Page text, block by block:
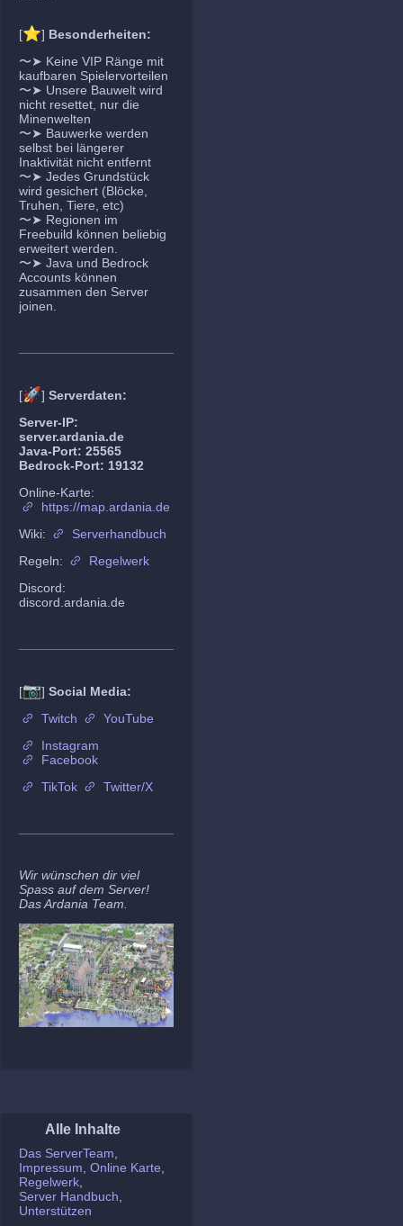
[⭐] Besonderheiten:
〜➤ Keine VIP Ränge mit
kaufbaren Spielervorteilen
〜➤ Unsere Bauwelt wird
nicht resettet, nur die
Minenwelten
〜➤ Bauwerke werden
selbst bei längerer
Inaktivität nicht entfernt
〜➤ Jedes Grundstück
wird gesichert (Blöcke,
Truhen, Tiere, etc)
〜➤ Regionen im
Freebuild können beliebig
erweitert werden.
〜➤ Java und Bedrock
Accounts können
zusammen den Server
joinen.
[🚀] Serverdaten:
Server-IP:
server.ardania.de
Java-Port: 25565
Bedrock-Port: 19132
Online-Karte:
https://map.ardania.de
Wiki:
Serverhandbuch
Regeln:
Regelwerk
Discord:
discord.ardania.de
[📷] Social Media:
Twitch
YouTube
Instagram
Facebook
TikTok
Twitter/X
Wir wünschen dir viel
Spass auf dem Server!
Das Ardania Team.
Alle Inhalte
Das ServerTeam
Impressum Online Karte
Regelwerk
Server Handbuch
Unterstützen